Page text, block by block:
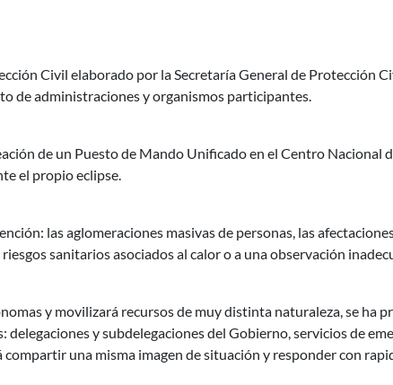
Civil elaborado por la Secretaría General de Protección
de administraciones y organismos participantes.
de un Puesto de Mando Unificado en el Centro Nacional
el propio eclipse.
las aglomeraciones masivas de personas, las
sanitarios asociados al calor o a una observación
y movilizará recursos de muy distinta naturaleza, se ha
y subdelegaciones del Gobierno, servicios de
una misma imagen de situación y responder con